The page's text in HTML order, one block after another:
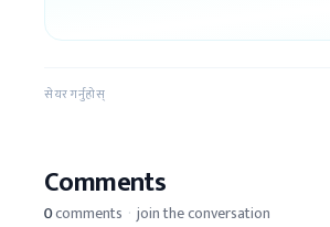
सेयर गर्नुहोस्
Comments
0comments · join the conversation